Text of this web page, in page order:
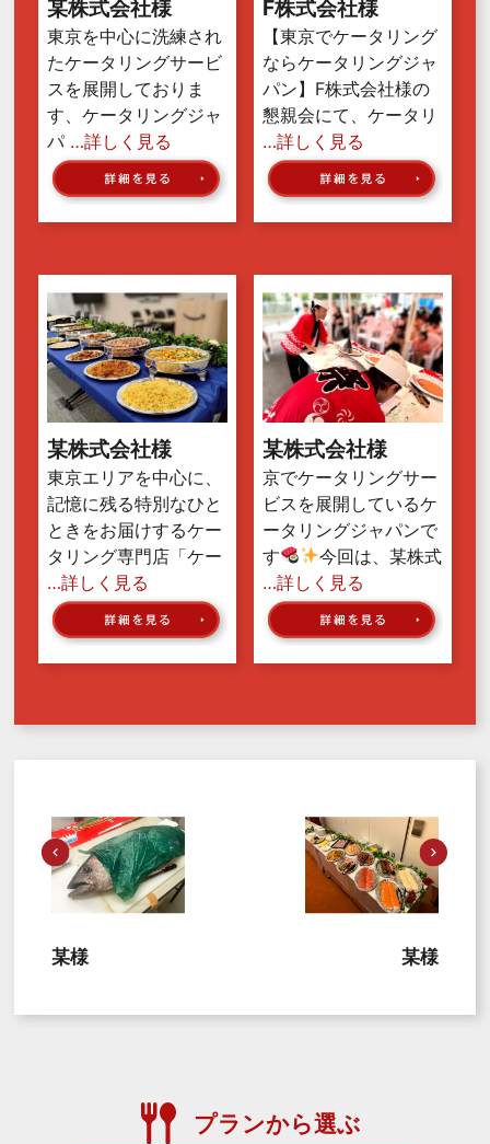
某株式会社様
東京を中心に洗練され
たケータリングサービ
スを展開しておりま
す、ケータリングジャ
パ …詳しく見る
F株式会社様
【東京でケータリング
ならケータリングジャ
パン】F株式会社様の
懇親会にて、ケータリ
…詳しく見る
某株式会社様
東京エリアを中心に、
記憶に残る特別なひと
ときをお届けするケー
タリング専門店「ケー
…詳しく見る
某株式会社様
京でケータリングサー
ビスを展開しているケ
ータリングジャパンで
す
今回は、某株式
…詳しく見る
某様 某様
プランから選ぶ